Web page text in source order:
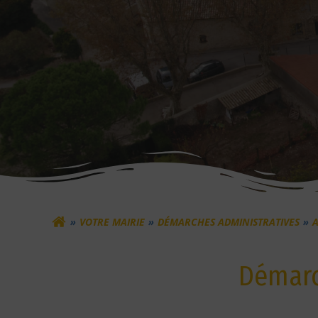
VOTRE MAIRIE DÉMARCHES ADMINISTRATIVES